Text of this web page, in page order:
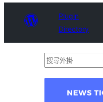
Plugin
Directory
搜